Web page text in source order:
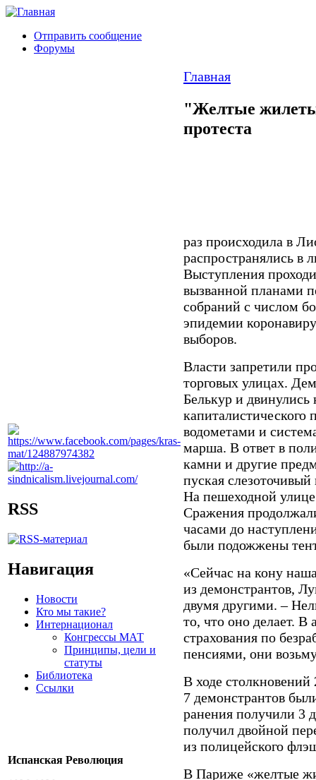
Отправить сообщение
Форумы
RSS
Навигация
Новости
Кто мы такие?
Интернационал
Конгрессы МАТ
Принципы, цели и
статуты
Библиотека
Ссылки
Испанская Революция
Главная
"Желтые
протеста
раз происходила в
распространялись в
Выступления
вызванной планами
собраний с числом
эпидемии
выборов.
Власти запретили
торговых улицах.
Белькур и
капиталистического
водометами и
марша. В ответ в
камни и другие
пуская
На пешеходной
Сражения
часами до
были подожжены
«Сейчас на кону
из демонстрантов,
двумя другими. –
то, что оно делает. В
страхования по
пенсиями, они
В ходе
7 демонстрантов
ранения получили 3
получил двойной
из полицейского
В Париже «желтые